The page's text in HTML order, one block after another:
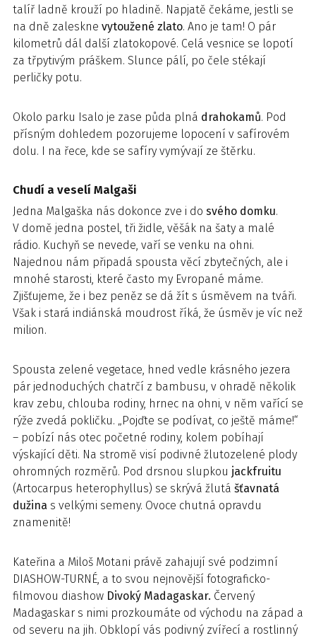
talíř ladně krouží po hladině. Napjatě čekáme, jestli se
na dně zaleskne vytoužené zlato. Ano je tam! O pár
kilometrů dál další zlatokopové. Celá vesnice se lopotí
za třpytivým práškem. Slunce pálí, po čele stékají
perličky potu.
Okolo parku Isalo je zase půda plná drahokamů. Pod
přísným dohledem pozorujeme lopocení v safírovém
dolu. I na řece, kde se safíry vymývají ze štěrku.
Chudí a veselí Malgaši
Jedna Malgaška nás dokonce zve i do svého domku.
V domě jedna postel, tři židle, věšák na šaty a malé
rádio. Kuchyň se nevede, vaří se venku na ohni.
Najednou nám připadá spousta věcí zbytečných, ale i
mnohé starosti, které často my Evropané máme.
Zjišťujeme, že i bez peněz se dá žít s úsměvem na tváři.
Však i stará indiánská moudrost říká, že úsměv je víc než
milion.
Spousta zelené vegetace, hned vedle krásného jezera
pár jednoduchých chatrčí z bambusu, v ohradě několik
krav zebu, chlouba rodiny, hrnec na ohni, v něm vařící se
rýže zvedá pokličku. „Pojďte se podívat, co ještě máme!“
– pobízí nás otec početné rodiny, kolem pobíhají
výskající děti. Na stromě visí podivné žlutozelené plody
ohromných rozměrů. Pod drsnou slupkou jackfruitu
(Artocarpus heterophyllus) se skrývá žlutá šťavnatá
dužina s velkými semeny. Ovoce chutná opravdu
znamenitě!
Kateřina a Miloš Motani právě zahajují své podzimní
DIASHOW-TURNÉ, a to svou nejnovější fotograficko-
filmovou diashow Divoký Madagaskar. Červený
Madagaskar s nimi prozkoumáte od východu na západ a
od severu na jih. Obklopí vás podivný zvířecí a rostlinný